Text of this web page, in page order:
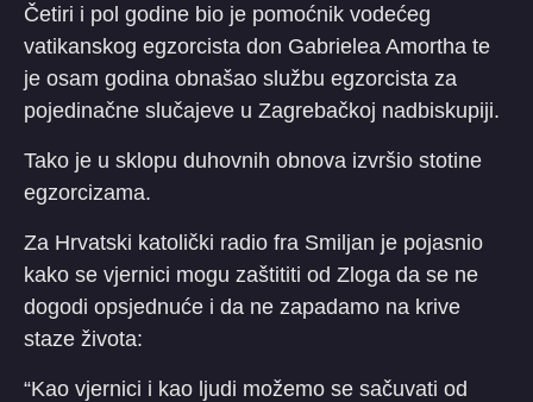
Četiri i pol godine bio je pomoćnik vodećeg
vatikanskog egzorcista don Gabrielea Amortha te
je osam godina obnašao službu egzorcista za
pojedinačne slučajeve u Zagrebačkoj nadbiskupiji.
Tako je u sklopu duhovnih obnova izvršio stotine
egzorcizama.
Za Hrvatski katolički radio fra Smiljan je pojasnio
kako se vjernici mogu zaštititi od Zloga da se ne
dogodi opsjednuće i da ne zapadamo na krive
staze života:
“Kao vjernici i kao ljudi možemo se sačuvati od